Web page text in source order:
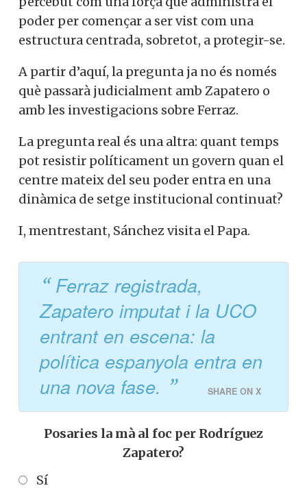
poder per començar a ser vist com una
estructura centrada, sobretot, a protegir-se.
A partir d’aquí, la pregunta ja no és només
què passarà judicialment amb Zapatero o
amb les investigacions sobre Ferraz.
La pregunta real és una altra: quant temps
pot resistir políticament un govern quan el
centre mateix del seu poder entra en una
dinàmica de setge institucional continuat?
I, mentrestant, Sánchez visita el Papa.
Ferraz registrada,
Zapatero imputat i la UCO
entrant en escena: la
política espanyola entra en
una nova fase.
SHARE ON X
Posaries la mà al foc per Rodríguez
Zapatero?
Sí